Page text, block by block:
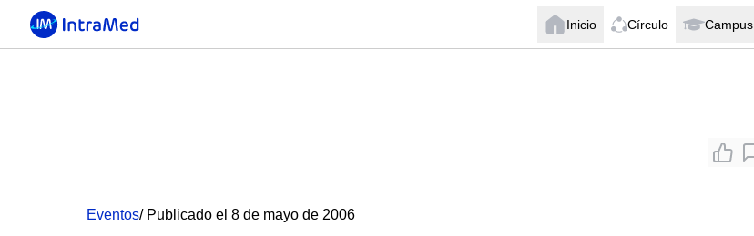
Inicio Círculo Campus
Eventos/ Publicado el 8 de mayo de 2006